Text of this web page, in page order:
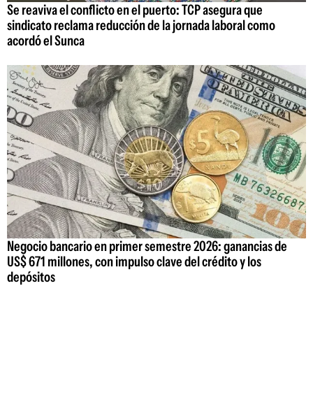
Se reaviva el conflicto en el puerto: TCP asegura que
sindicato reclama reducción de la jornada laboral como
acordó el Sunca
Negocio bancario en primer semestre 2026: ganancias de
US$ 671 millones, con impulso clave del crédito y los
depósitos